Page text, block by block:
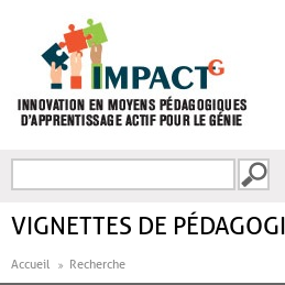
FORMULAIRE DE
VIGNETTES DE
Accueil Recherche